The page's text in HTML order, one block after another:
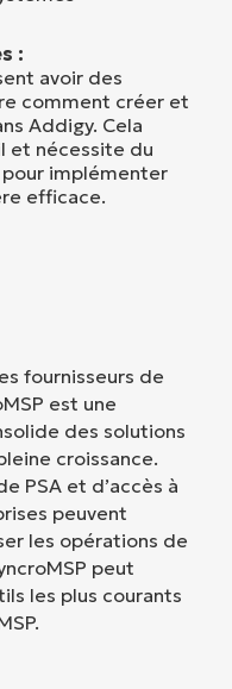
:
avoir des
comment créer et
Addigy. Cela
et nécessite du
implémenter
efficace.
fournisseurs de
est une
des solutions
croissance.
PSA et d’accès à
peuvent
les opérations de
peut
les plus courants